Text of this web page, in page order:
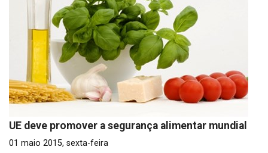
UE deve promover a segurança alimentar mundial
01 maio 2015, sexta-feira